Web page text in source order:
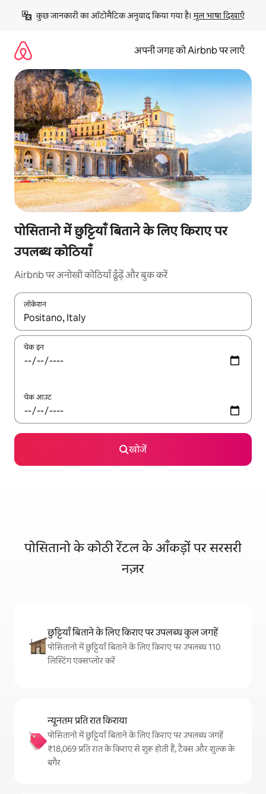
छोड़कर
कॉन्टेंट
कुछ जानकारी का ऑटोमैटिक अनुवाद किया गया है। मूल भाषा दिखाएँ
अपनी जगह को Airbnb पर लाएँ
पोसितानो में छुट्टियाँ बिताने के लिए किराए पर
उपलब्ध कोठियाँ
Airbnb पर अनोखी कोठियाँ ढूँढ़ें और बुक करें
लोकेशन
नतीजों के उपलब्ध होने पर, अप और डाउन 'ऐरो की' का इस्तेमाल करके नेविगेट
चेक इन
चेक आउट
खोजें
पोसितानो के कोठी रेंटल के आँकड़ों पर सरसरी
नज़र
छुट्टियाँ बिताने के लिए किराए पर उपलब्ध कुल जगहें
पोसितानो में छुट्टियाँ बिताने के लिए किराए पर उपलब्ध 110
लिस्टिंग एक्सप्लोर करें
न्यूनतम प्रति रात किराया
पोसितानो में छुट्टियाँ बिताने के लिए किराए पर उपलब्ध जगहें
₹18,069 प्रति रात के किराए से शुरू होती हैं, टैक्स और शुल्क के
बगैर